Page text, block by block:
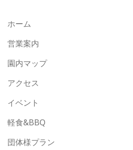
ホーム
営業案内
園内マップ
アクセス
イベント
軽食&BBQ
団体様プラン